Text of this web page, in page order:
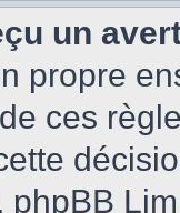
un
propre
ces